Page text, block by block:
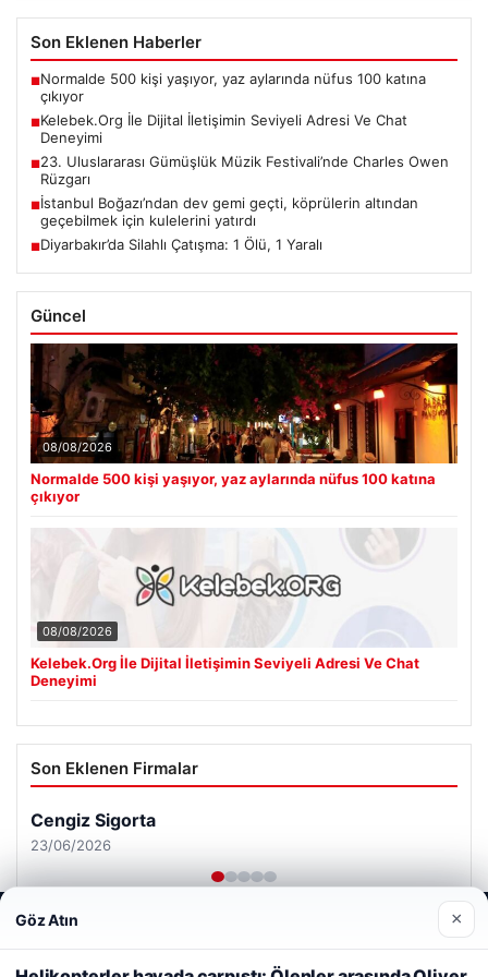
Son Eklenen Haberler
■Normalde 500 kişi yaşıyor, yaz aylarında nüfus 100 katına
çıkıyor
■Kelebek.Org İle Dijital İletişimin Seviyeli Adresi Ve Chat
Deneyimi
■23. Uluslararası Gümüşlük Müzik Festivali’nde Charles Owen
Rüzgarı
■İstanbul Boğazı’ndan dev gemi geçti, köprülerin altından
geçebilmek için kulelerini yatırdı
■Diyarbakır’da Silahlı Çatışma: 1 Ölü, 1 Yaralı
Güncel
08/08/2026
Normalde 500 kişi yaşıyor, yaz aylarında nüfus 100 katına
çıkıyor
08/08/2026
Kelebek.Org İle Dijital İletişimin Seviyeli Adresi Ve Chat
Deneyimi
Son Eklenen Firmalar
Cengiz Sigorta
23/06/2026
Web sitemizi nasıl kullandığınızı daha iyi anlayabilmek,
deneyiminizi kişiselleştirmek ve geliştirmek amacıyla çerezler
kullanıyoruz. Çerez Politikamız
Göz Atın ×